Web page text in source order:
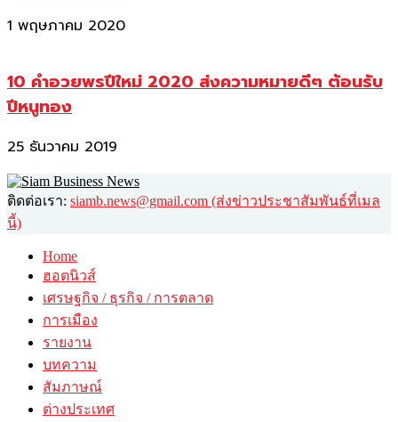
1 พฤษภาคม 2020
10 คำอวยพรปีใหม่ 2020 ส่งความหมายดีๆ ต้อนรับ
ปีหนูทอง
25 ธันวาคม 2019
ติดต่อเรา: siamb.news@gmail.com (ส่งข่าวประชาสัมพันธ์ที่เมล
นี้)
Home
ฮอตนิวส์
เศรษฐกิจ / ธุรกิจ / การตลาด
การเมือง
รายงาน
บทความ
สัมภาษณ์
ต่างประเทศ